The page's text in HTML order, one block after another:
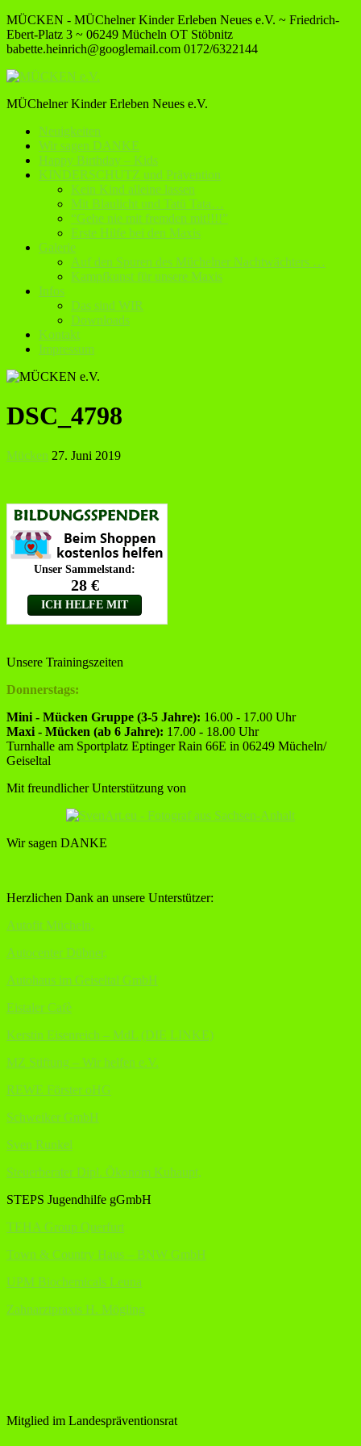
MÜCKEN - MÜChelner Kinder Erleben Neues e.V. ~ Friedrich-
Ebert-Platz 3 ~ 06249 Mücheln OT Stöbnitz
babette.heinrich@googlemail.com 0172/6322144
MÜChelner Kinder Erleben Neues e.V.
Neuigkeiten
Wir sagen DANKE
Happy Birthday – Kids
KINDERSCHUTZ und Prävention
Kein Kind alleine lassen
Mit Blaulicht und Tatü Tata…
“Gehe nie mit fremden mit!!!!”
Erste Hilfe bei den Maxis
Galerie
Auf den Spuren des Müchelner Nachtwächters …
Kampfkunst für unsere Maxis
Infos
Das sind WIR
Downloads
Kontakt
Impressum
DSC_4798
Mücken 27. Juni 2019
Unsere Trainingszeiten
Donnerstags:
Mini - Mücken Gruppe (3-5 Jahre): 16.00 - 17.00 Uhr
Maxi - Mücken (ab 6 Jahre): 17.00 - 18.00 Uhr
Turnhalle am Sportplatz Eptinger Rain 66E in 06249 Mücheln/
Geiseltal
Mit freundlicher Unterstützung von
Wir sagen DANKE
Herzlichen Dank an unsere Unterstützer:
Autofit Mücheln,
Autocenter Dübner,
Autohaus im Geiseltal GmbH
Eistaler Cafè
Kerstin Eisenreich – MdL (DIE LINKE)
MZ Stiftung – Wir helfen e.V.
REWE Förster oHG
Schweiker GmbH
Sven Runkel
Steuerberater Dipl. Ökonom Kuhaupt,
STEPS Jugendhilfe gGmbH
TEHA Group Querfurt
Town & Country Haus – BNW GmbH
UPM Biochemicals Leuna
Zahnarztpraxis H. Mögling
Mitglied im Landespräventionsrat